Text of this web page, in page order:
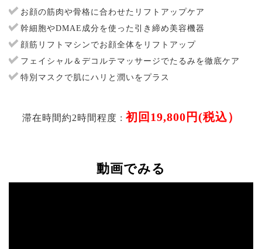
お顔の筋肉や骨格に合わせたリフトアップケア
幹細胞やDMAE成分を使った引き締め美容機器
顔筋リフトマシンでお顔全体をリフトアップ
フェイシャル＆デコルテマッサージでたるみを徹底ケア
特別マスクで肌にハリと潤いをプラス
滞在時間約2時間程度 : 初回19,800円(税込）
動画でみる